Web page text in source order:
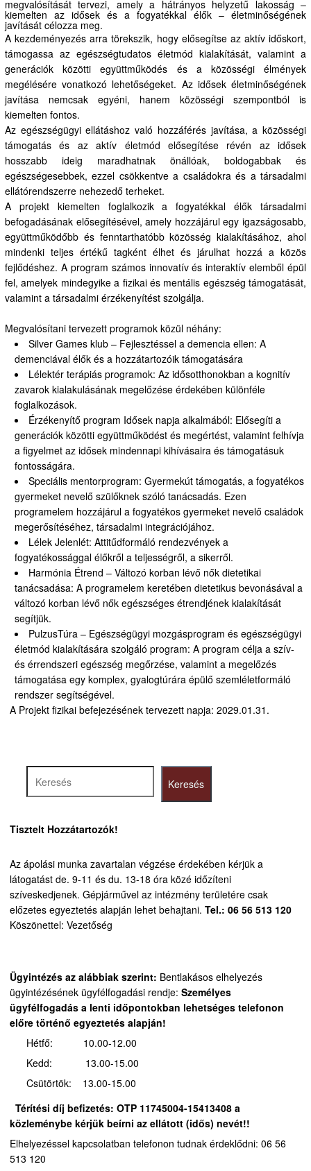
megvalósítását tervezi, amely a hátrányos helyzetű lakosság –
kiemelten az idősek és a fogyatékkal élők – életminőségének
javítását célozza meg.
A kezdeményezés arra törekszik, hogy elősegítse az aktív időskort,
támogassa az egészségtudatos életmód kialakítását, valamint a
generációk közötti együttműködés és a közösségi élmények
megélésére vonatkozó lehetőségeket. Az idősek életminőségének
javítása nemcsak egyéni, hanem közösségi szempontból is
kiemelten fontos.
Az egészségügyi ellátáshoz való hozzáférés javítása, a közösségi
támogatás és az aktív életmód elősegítése révén az idősek
hosszabb ideig maradhatnak önállóak, boldogabbak és
egészségesebbek, ezzel csökkentve a családokra és a társadalmi
ellátórendszerre nehezedő terheket.
A projekt kiemelten foglalkozik a fogyatékkal élők társadalmi
befogadásának elősegítésével, amely hozzájárul egy igazságosabb,
együttműködőbb és fenntarthatóbb közösség kialakításához, ahol
mindenki teljes értékű tagként élhet és járulhat hozzá a közös
fejlődéshez. A program számos innovatív és interaktív elemből épül
fel, amelyek mindegyike a fizikai és mentális egészség támogatását,
valamint a társadalmi érzékenyítést szolgálja.
Megvalósítani tervezett programok közül néhány:
Silver Games klub – Fejlesztéssel a demencia ellen: A
demenciával élők és a hozzátartozóik támogatására
Lélektér terápiás programok: Az idősotthonokban a kognitív
zavarok kialakulásának megelőzése érdekében különféle
foglalkozások.
Érzékenyítő program Idősek napja alkalmából: Elősegíti a
generációk közötti együttműködést és megértést, valamint felhívja
a figyelmet az idősek mindennapi kihívásaira és támogatásuk
fontosságára.
Speciális mentorprogram: Gyermekút támogatás, a fogyatékos
gyermeket nevelő szülőknek szóló tanácsadás. Ezen
programelem hozzájárul a fogyatékos gyermeket nevelő családok
megerősítéséhez, társadalmi integrációjához.
Lélek Jelenlét: Attitűdformáló rendezvények a
fogyatékossággal élőkről a teljességről, a sikerről.
Harmónia Étrend – Változó korban lévő nők dietetikai
tanácsadása: A programelem keretében dietetikus bevonásával a
változó korban lévő nők egészséges étrendjének kialakítását
segítjük.
PulzusTúra – Egészségügyi mozgásprogram és egészségügyi
életmód kialakítására szolgáló program: A program célja a szív-
és érrendszeri egészség megőrzése, valamint a megelőzés
támogatása egy komplex, gyalogtúrára épülő szemléletformáló
rendszer segítségével.
A Projekt fizikai befejezésének tervezett napja: 2029.01.31.
Keresés
Tisztelt Hozzátartozók!
Az ápolási munka zavartalan végzése érdekében kérjük a
látogatást de. 9-11 és du. 13-18 óra közé időzíteni
szíveskedjenek. Gépjárművel az intézmény területére csak
előzetes egyeztetés alapján lehet behajtani. Tel.: 06 56 513 120
Köszönettel: Vezetőség
Ügyintézés az alábbiak szerint: Bentlakásos elhelyezés
ügyintézésének ügyfélfogadási rendje: Személyes
ügyfélfogadás a lenti időpontokban lehetséges telefonon
előre történő egyeztetés alapján!
Hétfő: 10.00-12.00
Kedd: 13.00-15.00
Csütörtök: 13.00-15.00
Térítési díj befizetés: OTP 11745004-15413408 a
közleménybe kérjük beírni az ellátott (idős) nevét!!
Elhelyezéssel kapcsolatban telefonon tudnak érdeklődni: 06 56
513 120